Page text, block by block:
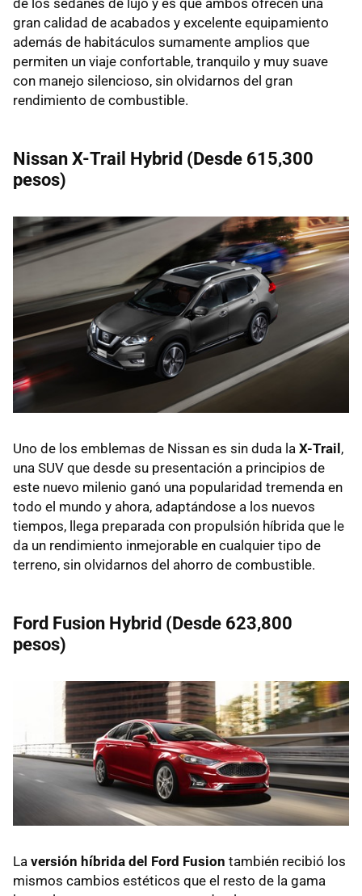
de los sedanes de lujo y es que ambos ofrecen una
gran calidad de acabados y excelente equipamiento
además de habitáculos sumamente amplios que
permiten un viaje confortable, tranquilo y muy suave
con manejo silencioso, sin olvidarnos del gran
rendimiento de combustible.
Nissan X-Trail Hybrid (Desde 615,300
pesos)
Uno de los emblemas de Nissan es sin duda la X-Trail ,
una SUV que desde su presentación a principios de
este nuevo milenio ganó una popularidad tremenda en
todo el mundo y ahora, adaptándose a los nuevos
tiempos, llega preparada con propulsión híbrida que le
da un rendimiento inmejorable en cualquier tipo de
terreno, sin olvidarnos del ahorro de combustible.
Ford Fusion Hybrid (Desde 623,800
pesos)
La versión híbrida del Ford Fusion también recibió los
mismos cambios estéticos que el resto de la gama